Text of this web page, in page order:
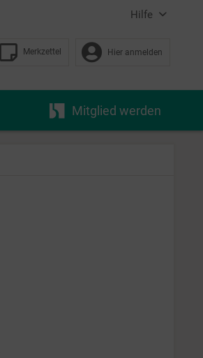
Hilfe
Merkzettel Hier anmelden
Mitglied werden